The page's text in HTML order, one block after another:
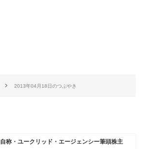
2013年04月18日のつぶやき
自称・ユークリッド・エージェンシー筆頭株主